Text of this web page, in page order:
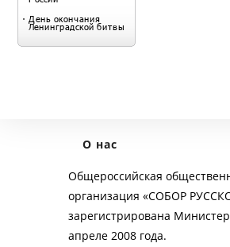
О нас
Общероссийская
организация «СОБОР
зарегистрирована
апреле 2008 года.